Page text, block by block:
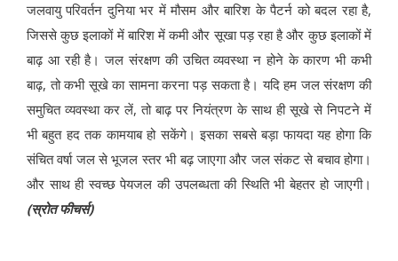
जलवायु परिवर्तन दुनिया भर में मौसम और बारिश के पैटर्न को बदल रहा है,
जिससे कुछ इलाकों में बारिश में कमी और सूखा पड़ रहा है और कुछ इलाकों में
बाढ़ आ रही है। जल संरक्षण की उचित व्यवस्था न होने के कारण भी कभी
बाढ़, तो कभी सूखे का सामना करना पड़ सकता है। यदि हम जल संरक्षण की
समुचित व्यवस्था कर लें, तो बाढ़ पर नियंत्रण के साथ ही सूखे से निपटने में
भी बहुत हद तक कामयाब हो सकेंगे। इसका सबसे बड़ा फायदा यह होगा कि
संचित वर्षा जल से भूजल स्तर भी बढ़ जाएगा और जल संकट से बचाव होगा।
और साथ ही स्वच्छ पेयजल की उपलब्धता की स्थिति भी बेहतर हो जाएगी।
(स्रोत फीचर्स)